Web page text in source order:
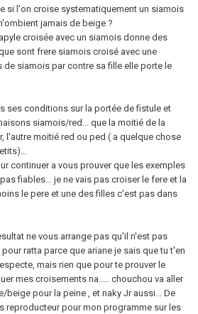
si l'on croise systematiquement un siamois
jamais de beige ?
croisée avec un siamois donne des
sont frere siamois croisé avec une
de siamois par contre sa fille elle porte le
ses conditions sur la portée de fistule et
siamois/red... que la moitié de la
l'autre moitié red ou ped ( a quelque chose
continuer a vous prouver que les exemples
fiables... je ne vais pas croiser le fere et la
le pere et une des filles c'est pas dans
ne vous arrange pas qu'il n'est pas
ratta parce que ariane je sais que tu t'en
mais rien que pour te prouver le
mes croisements na..... chouchou va aller
beige pour la peine , et naky Jr aussi... De
reproducteur pour mon programme sur les